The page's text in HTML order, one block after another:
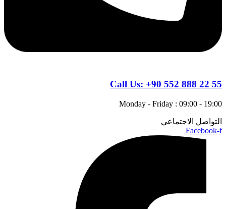
Call Us: +90 552 888 22 55
Monday - Friday : 09:00 - 19:00
التواصل الاجتماعي
Facebook-f